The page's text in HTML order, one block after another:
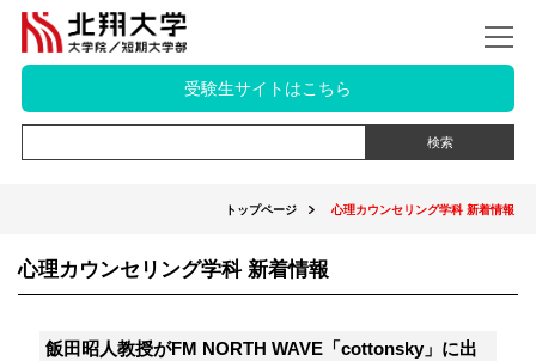
受験生サイトはこちら
トップページ 心理カウンセリング学科 新着情報
心理カウンセリング学科 新着情報
飯田昭人教授がFM NORTH WAVE「cottonsky」に出